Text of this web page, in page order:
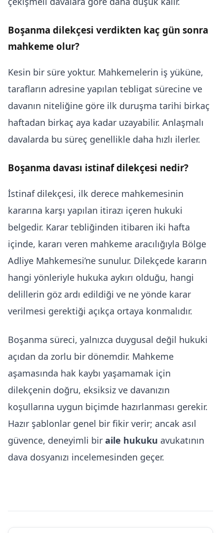
Boşanma dilekçesi verdikten kaç gün sonra
mahkeme olur?
Kesin bir süre yoktur. Mahkemelerin iş yüküne,
tarafların adresine yapılan tebligat sürecine ve
davanın niteliğine göre ilk duruşma tarihi birkaç
haftadan birkaç aya kadar uzayabilir. Anlaşmalı
davalarda bu süreç genellikle daha hızlı ilerler.
Boşanma davası istinaf dilekçesi nedir?
İstinaf dilekçesi, ilk derece mahkemesinin
kararına karşı yapılan itirazı içeren hukuki
belgedir. Karar tebliğinden itibaren iki hafta
içinde, kararı veren mahkeme aracılığıyla Bölge
Adliye Mahkemesi’ne sunulur. Dilekçede kararın
hangi yönleriyle hukuka aykırı olduğu, hangi
delillerin göz ardı edildiği ve ne yönde karar
verilmesi gerektiği açıkça ortaya konmalıdır.
Boşanma süreci, yalnızca duygusal değil hukuki
açıdan da zorlu bir dönemdir. Mahkeme
aşamasında hak kaybı yaşamamak için
dilekçenin doğru, eksiksiz ve davanızın
koşullarına uygun biçimde hazırlanması gerekir.
Hazır şablonlar genel bir fikir verir; ancak asıl
güvence, deneyimli bir aile hukuku avukatının
dava dosyanızı incelemesinden geçer.